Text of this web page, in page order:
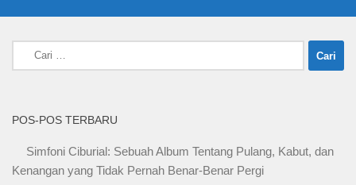
untuk:
POS-POS TERBARU
Simfoni Ciburial: Sebuah Album Tentang Pulang, Kabut, dan
Kenangan yang Tidak Pernah Benar-Benar Pergi